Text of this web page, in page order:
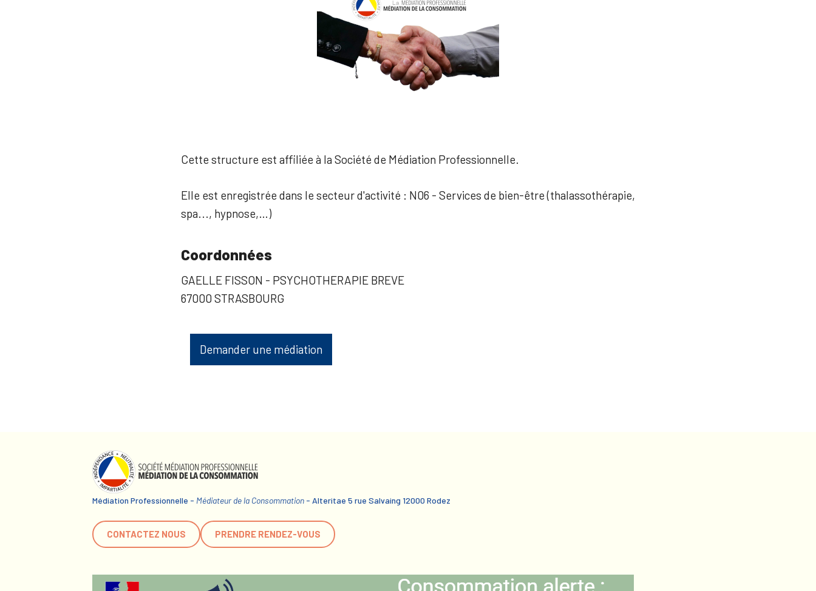
Cette structure est affiliée à la Société de Médiation Professionnelle.
Elle est enregistrée dans le secteur d'activité : N06 - Services de bien-être (thalassothérapie,
spa..., hypnose,…)
Coordonnées
GAELLE FISSON - PSYCHOTHERAPIE BREVE
67000 STRASBOURG
Demander une médiation
Médiation Professionnelle - Médiateur de la Consommation - Alteritae 5 rue Salvaing 12000 Rodez
CONTACTEZ NOUS PRENDRE RENDEZ-VOUS